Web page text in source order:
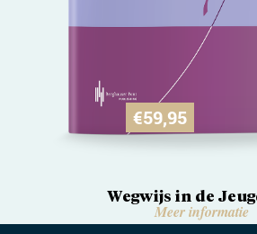
€59,95
Wegwijs in de
Meer informatie